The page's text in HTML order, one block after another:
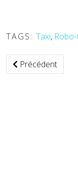
TAGS: Taxi,
Article précédent
Précédent